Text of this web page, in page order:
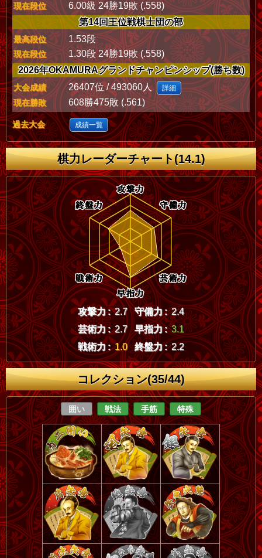
現在段位
6.00級 24勝19敗 (.558)
第14回王位戦棋士団の部
最高段位 1.53段
現在段位
1.30段 24勝19敗 (.558)
2026年OKAMURAグランドチャンピンシップ(勝ち数)
大会成績 26407位 / 493060人 詳細
現在勝敗 608勝475敗 (.561)
過去大会 成績一覧
棋力レーダーチャート(14.1)
攻撃力 : 2.7 守備力 : 2.4
芸術力 : 2.7 早指力 : 3.1
戦術力 : 1.0 終盤力 : 2.2
コレクション(35/44)
囲い 戦法 手筋 特殊